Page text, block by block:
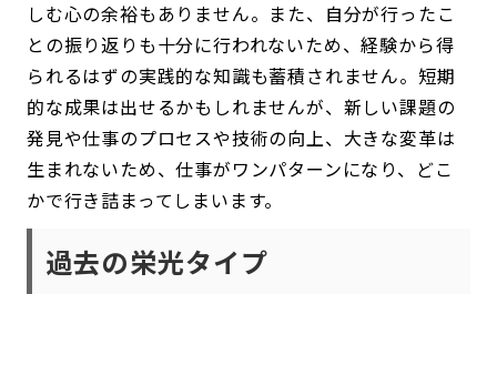
しむ心の余裕もありません。また、自分が行ったこ
との振り返りも十分に行われないため、経験から得
られるはずの実践的な知識も蓄積されません。短期
的な成果は出せるかもしれませんが、新しい課題の
発見や仕事のプロセスや技術の向上、大きな変革は
生まれないため、仕事がワンパターンになり、どこ
かで行き詰まってしまいます。
過去の栄光タイプ